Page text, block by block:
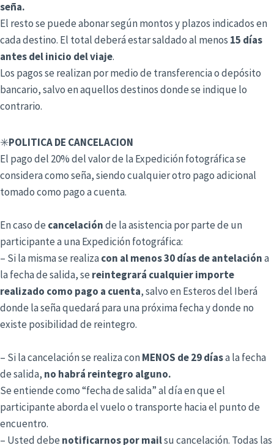
seña.
El resto se puede abonar según montos y plazos indicados en
cada destino. El total deberá estar saldado al menos 15 días
antes del inicio del viaje.
Los pagos se realizan por medio de transferencia o depósito
bancario, salvo en aquellos destinos donde se indique lo
contrario.
✳️POLITICA DE CANCELACION
El pago del 20% del valor de la Expedición fotográfica se
considera como seña, siendo cualquier otro pago adicional
tomado como pago a cuenta.
En caso de cancelaciónde la asistencia por parte de un
participante a una Expedición fotográfica:
– Si la misma se realizacon al menos 30 días de antelacióna
la fecha de salida, se reintegrará cualquier importe
realizado como pago a cuenta, salvo en Esteros del Iberá
donde la seña quedará para una próxima fecha y donde no
existe posibilidad de reintegro.
– Si la cancelación se realiza conMENOS de 29 díasa la fecha
de salida, no habrá reintegro alguno.
Se entiende como “fecha de salida” al día en que el
participante aborda el vuelo o transporte hacia el punto de
encuentro.
– Usted debe notificarnos por mailsu cancelación. Todas las